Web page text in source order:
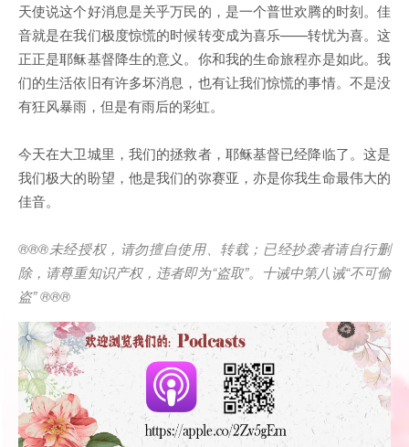
天使说这个好消息是关乎万民的，是一个普世欢腾的时刻。佳
音就是在我们极度惊慌的时候转变成为喜乐——转忧为喜。这
正正是耶稣基督降生的意义。你和我的生命旅程亦是如此。我
们的生活依旧有许多坏消息，也有让我们惊慌的事情。不是没
有狂风暴雨，但是有雨后的彩虹。
今天在大卫城里，我们的拯救者，耶稣基督已经降临了。这是
我们极大的盼望，他是我们的弥赛亚，亦是你我生命最伟大的
佳音。
®®®未经授权，请勿擅自使用、转载；已经抄袭者请自行删
除，请尊重知识产权，违者即为“盗取”。十诫中第八诫“不可偷
盗” ®®®